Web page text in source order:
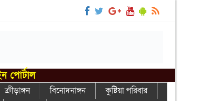
পোর্টাল
ক্রীড়াঙ্গন বিনোদনাঙ্গন
কুষ্টিয়া পরিবার